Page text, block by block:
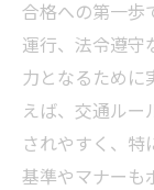
合格への第一歩
運行、法令遵守
力となるために
えば、交通ル
されやすく、特
基準やマナーも